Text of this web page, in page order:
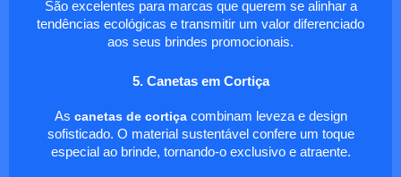
São excelentes para marcas que querem se alinhar a
tendências ecológicas e transmitir um valor diferenciado
aos seus brindes promocionais.
5. Canetas em Cortiça
As canetas de cortiçacombinam leveza e design
sofisticado. O material sustentável confere um toque
especial ao brinde, tornando-o exclusivo e atraente.